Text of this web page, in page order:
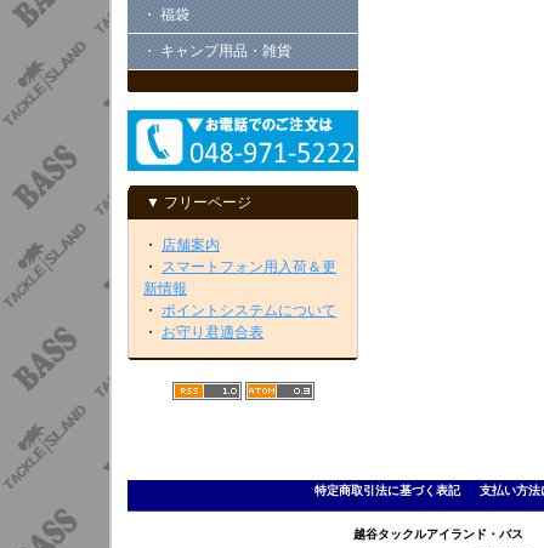
・ 福袋
・ キャンプ用品・雑貨
▼ フリーページ
・ 店舗案内
・ スマートフォン用入荷＆更
新情報
・ ポイントシステムについて
・ お守り君適合表
特定商取引法に基づく表記｜ 支払い方法
越谷タックルアイランド・バ